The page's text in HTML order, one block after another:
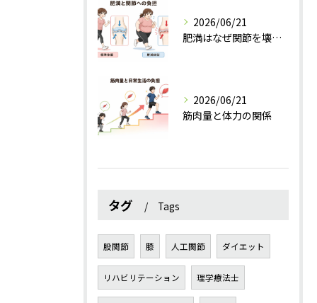
2026/06/21
肥満はなぜ関節を壊すのか？
2026/06/21
筋肉量と体力の関係
タグ Tags
股関節 膝 人工関節 ダイエット
リハビリテーション 理学療法士